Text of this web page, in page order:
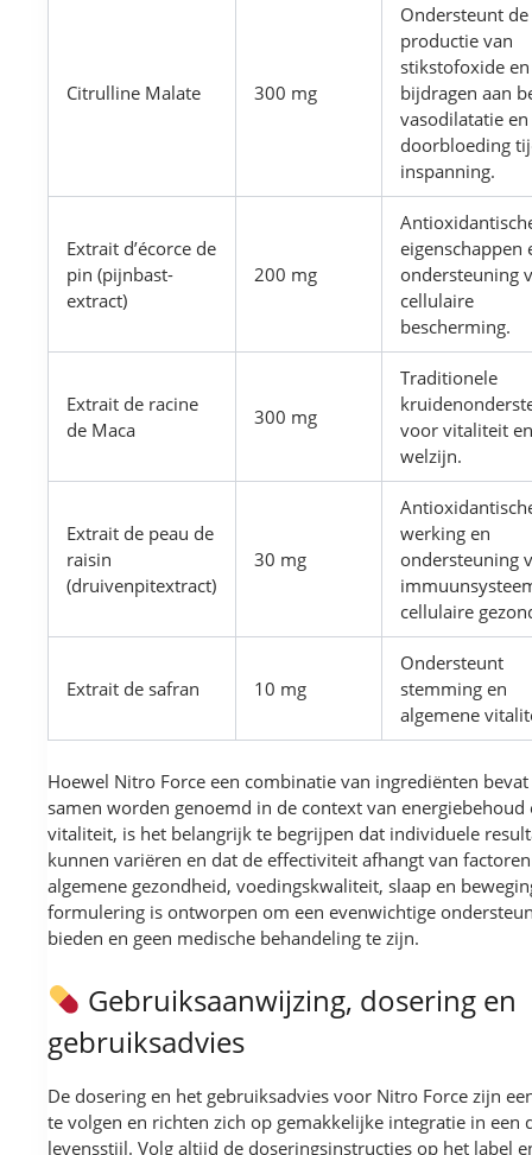
Citrulline Malate 300 mg
Ondersteunt de
productie van
stikstofoxide
bijdragen aan
vasodilatatie en
doorbloeding
inspanning.
Extrait d’écorce de
pin (pijnbast-
extract)
200 mg
eigenschappen
ondersteuning
cellulaire
bescherming.
Extrait de racine
de Maca
300 mg
Traditionele
voor vitaliteit
welzijn.
Extrait de peau de
raisin
(druivenpitextract)
30 mg
werking en
ondersteuning
cellulaire
Extrait de safran 10 mg
Ondersteunt
stemming en
algemene
Hoewel Nitro Force een combinatie van ingrediënten
samen worden genoemd in de context van energiebehoud
vitaliteit, is het belangrijk te begrijpen dat individuele
kunnen variëren en dat de effectiviteit afhangt van
algemene gezondheid, voedingskwaliteit, slaap en
formulering is ontworpen om een evenwichtige
bieden en geen medische behandeling te zijn.
Gebruiksaanwijzing, dosering en
gebruiksadvies
De dosering en het gebruiksadvies voor Nitro Force zijn
te volgen en richten zich op gemakkelijke integratie in een
levensstijl. Volg altijd de doseringsinstructies op het label